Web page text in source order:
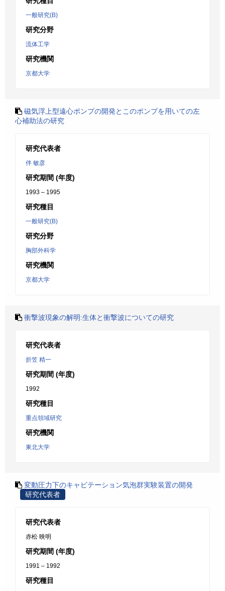
一般研究(B)
研究分野
流体工学
研究機関
京都大学
磁気浮上型遠心ポンプの開発とこのポンプを用いての左
心補助法の研究
研究代表者
伴 敏彦
研究期間 (年度)
1993 – 1995
研究種目
一般研究(B)
研究分野
胸部外科学
研究機関
京都大学
衝撃波現象の解明:生体と衝撃波についての研究
研究代表者
折笠 精一
研究期間 (年度)
1992
研究種目
重点領域研究
研究機関
東北大学
変動圧力下のキャビテーション気泡群実験装置の開発
研究代表者
研究代表者
赤松 映明
研究期間 (年度)
1991 – 1992
研究種目